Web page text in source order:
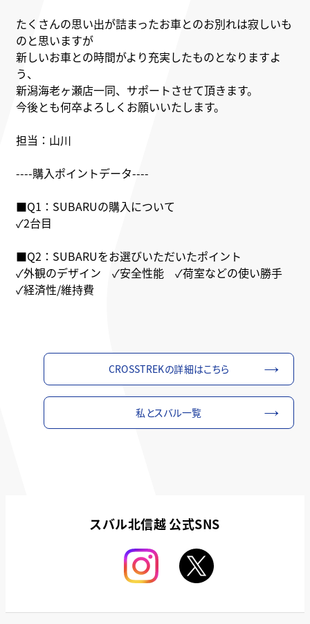
たくさんの思い出が詰まったお車とのお別れは寂しいも
のと思いますが
新しいお車との時間がより充実したものとなりますよ
う、
新潟海老ヶ瀬店一同、サポートさせて頂きます。
今後とも何卒よろしくお願いいたします。
担当：山川
----購入ポイントデータ----
■Q1：SUBARUの購入について
✓2台目
■Q2：SUBARUをお選びいただいたポイント
✓外観のデザイン ✓安全性能 ✓荷室などの使い勝手
✓経済性/維持費
CROSSTREKの詳細はこちら
私とスバル一覧
スバル北信越 公式SNS